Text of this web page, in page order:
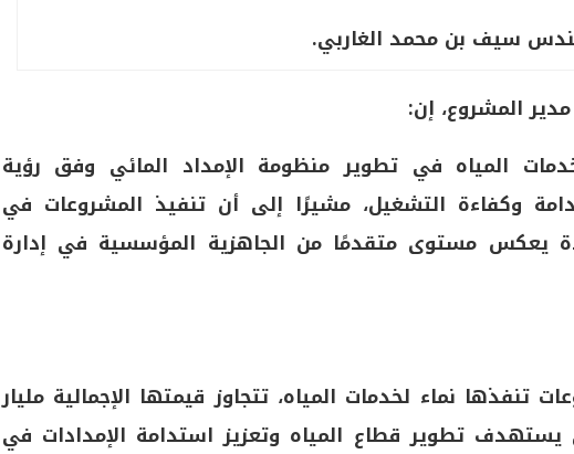
سيف بن محمد الغاربي.
المشروع، إن:
المياه في تطوير منظومة الإمداد المائي وفق رؤية
وكفاءة التشغيل، مشيرًا إلى أن تنفيذ المشروعات في
يعكس مستوى متقدمًا من الجاهزية المؤسسية في إدارة
نماء لخدمات المياه، تتجاوز قيمتها الإجمالية مليار
تطوير قطاع المياه وتعزيز استدامة الإمدادات في